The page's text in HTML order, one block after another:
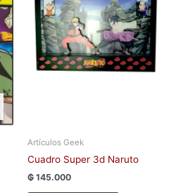
Artículos Geek
Cuadro Super 3d Naruto
₲ 145.000